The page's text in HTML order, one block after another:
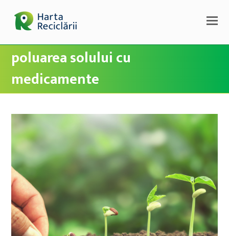
poluarea solului cu
medicamente